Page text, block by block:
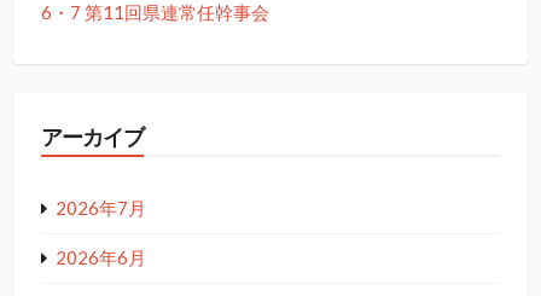
6・7 第11回県連常任幹事会
アーカイブ
2026年7月
2026年6月